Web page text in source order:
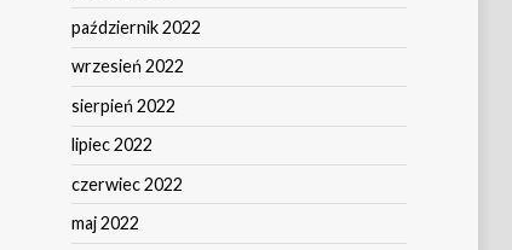
październik 2022
wrzesień 2022
sierpień 2022
lipiec 2022
czerwiec 2022
maj 2022